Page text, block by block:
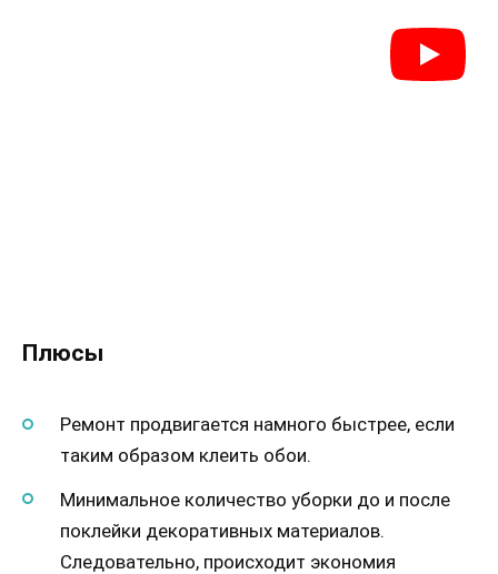
Плюсы
Ремонт продвигается намного быстрее, если
таким образом клеить обои.
Минимальное количество уборки до и после
поклейки декоративных материалов.
Следовательно, происходит экономия